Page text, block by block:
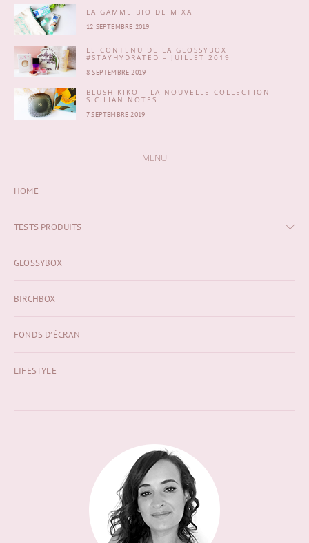
LA GAMME BIO DE MIXA
12 SEPTEMBRE 2019
LE CONTENU DE LA GLOSSYBOX
#STAYHYDRATED – JUILLET 2019
8 SEPTEMBRE 2019
BLUSH KIKO – LA NOUVELLE COLLECTION
SICILIAN NOTES
7 SEPTEMBRE 2019
MENU
HOME
TESTS PRODUITS
GLOSSYBOX
BIRCHBOX
FONDS D’ÉCRAN
LIFESTYLE